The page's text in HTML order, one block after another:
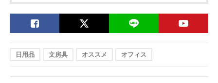
日用品 文房具 オススメ オフィス